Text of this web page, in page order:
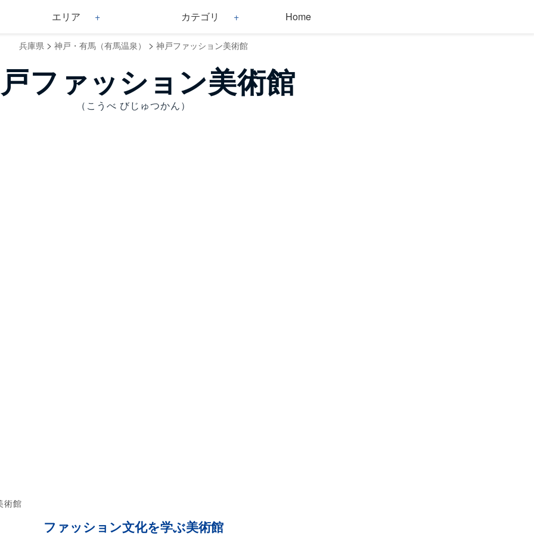
エリア カテゴリ Home
兵庫県 > 神戸・有馬（有馬温泉） > 神戸ファッション美術館
ファッション美術館
（こうべ びじゅつかん）
術館
ファッション文化を学ぶ美術館